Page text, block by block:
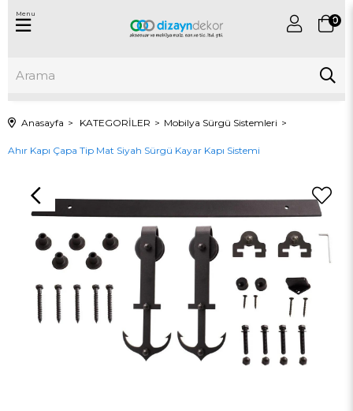
0
Menu
Anasayfa KATEGORİLER Mobilya Sürgü Sistemleri
Ahır Kapı Çapa Tip Mat Siyah Sürgü Kayar Kapı Sistemi